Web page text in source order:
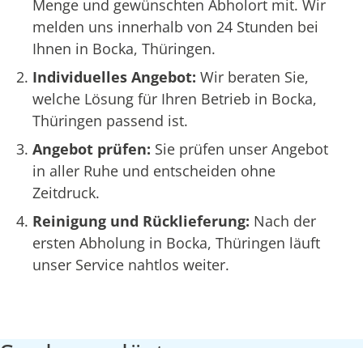
Menge und gewünschten Abholort mit. Wir
melden uns innerhalb von 24 Stunden bei
Ihnen in Bocka, Thüringen.
Individuelles Angebot: Wir beraten Sie,
welche Lösung für Ihren Betrieb in Bocka,
Thüringen passend ist.
Angebot prüfen: Sie prüfen unser Angebot
in aller Ruhe und entscheiden ohne
Zeitdruck.
Reinigung und Rücklieferung: Nach der
ersten Abholung in Bocka, Thüringen läuft
unser Service nahtlos weiter.